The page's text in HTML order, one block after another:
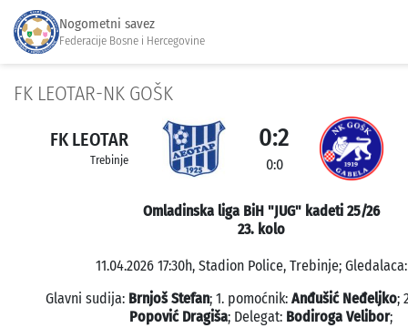
Nogometni savez
Federacije Bosne i Hercegovine
FK LEOTAR-NK GOŠK
FK LEOTAR
Trebinje
0:2
0:0
Omladinska liga BiH "JUG" kadeti 25/26
23. kolo
11.04.2026 17:30h, Stadion Police, Trebinje;
Glavni sudija: Brnjoš Stefan; 1. pomoćnik: Anđušić Neđeljko;
Popović Dragiša; Delegat: Bodiroga Velibor;